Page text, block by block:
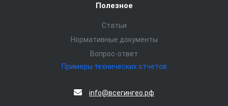
Полезное
Статьи
Нормативные документы
Вопрос-ответ
Примеры технических отчетов
info@всегингео.рф